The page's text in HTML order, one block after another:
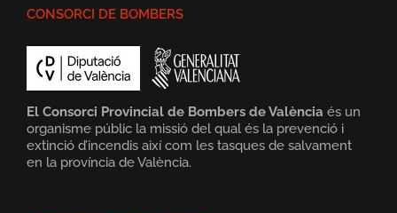
CONSORCI DE BOMBERS
El Consorci Provincial de Bombers de València és un
organisme públic la missió del qual és la prevenció i
extinció d’incendis així com les tasques de salvament
en la província de València.